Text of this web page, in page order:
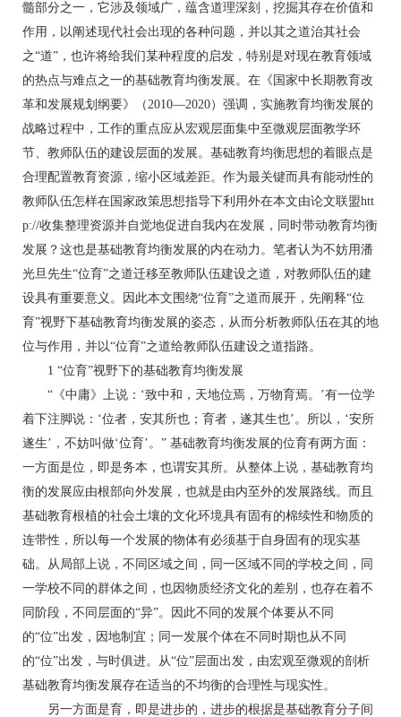
髓部分之一，它涉及领域广，蕴含道理深刻，挖掘其存在价值和
作用，以阐述现代社会出现的各种问题，并以其之道治其社会
之“道”，也许将给我们某种程度的启发，特别是对现在教育领域
的热点与难点之一的基础教育均衡发展。在《国家中长期教育改
革和发展规划纲要》（2010—2020）强调，实施教育均衡发展的
战略过程中，工作的重点应从宏观层面集中至微观层面教学环
节、教师队伍的建设层面的发展。基础教育均衡思想的着眼点是
合理配置教育资源，缩小区域差距。作为最关键而具有能动性的
教师队伍怎样在国家政策思想指导下利用外在本文由论文联盟htt
p://收集整理资源并自觉地促进自我内在发展，同时带动教育均衡
发展？这也是基础教育均衡发展的内在动力。笔者认为不妨用潘
光旦先生“位育”之道迁移至教师队伍建设之道，对教师队伍的建
设具有重要意义。因此本文围绕“位育”之道而展开，先阐释“位
育”视野下基础教育均衡发展的姿态，从而分析教师队伍在其的地
位与作用，并以“位育”之道给教师队伍建设之道指路。
1 “位育”视野下的基础教育均衡发展
“《中庸》上说：‘致中和，天地位焉，万物育焉。’有一位学
着下注脚说：‘位者，安其所也；育者，遂其生也’。所以，‘安所
遂生’，不妨叫做‘位育’。” 基础教育均衡发展的位育有两方面：
一方面是位，即是务本，也谓安其所。从整体上说，基础教育均
衡的发展应由根部向外发展，也就是由内至外的发展路线。而且
基础教育根植的社会土壤的文化环境具有固有的棉续性和物质的
连带性，所以每一个发展的物体有必须基于自身固有的现实基
础。从局部上说，不同区域之间，同一区域不同的学校之间，同
一学校不同的群体之间，也因物质经济文化的差别，也存在着不
同阶段，不同层面的“异”。因此不同的发展个体要从不同
的“位”出发，因地制宜；同一发展个体在不同时期也从不同
的“位”出发，与时俱进。从“位”层面出发，由宏观至微观的剖析
基础教育均衡发展存在适当的不均衡的合理性与现实性。
另一方面是育，即是进步的，进步的根据是基础教育分子间